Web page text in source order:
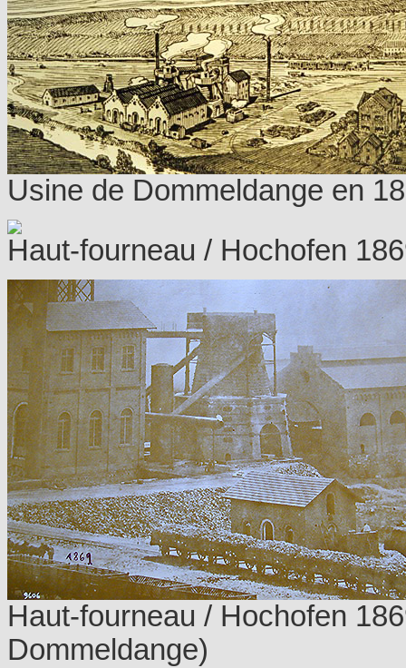
Usine de Dommeldange en
Haut-fourneau / Hochofen
Haut-fourneau / Hochofen
Dommeldange)